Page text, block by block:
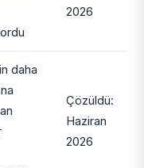
2026
daha
Çözüldü:
Haziran
2026